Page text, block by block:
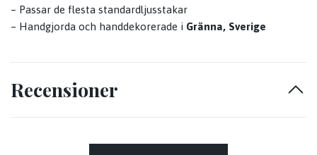
– Passar de flesta standardljusstakar
– Handgjorda och handdekorerade i Gränna, Sverige
Recensioner